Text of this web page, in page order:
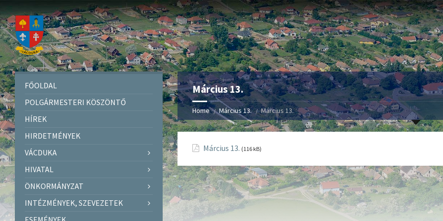
Március 13.
Home Március 13. Március 13.
Március 13. (116 kB)
FŐOLDAL
POLGÁRMESTERI KÖSZÖNTŐ
HÍREK
HIRDETMÉNYEK
VÁCDUKA
HIVATAL
ÖNKORMÁNYZAT
INTÉZMÉNYEK, SZEVEZETEK